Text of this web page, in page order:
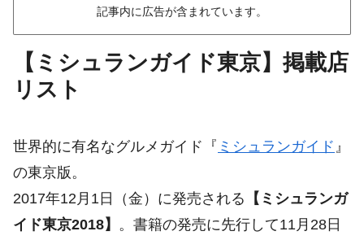
記事内に広告が含まれています。
【ミシュランガイド東京】掲載店
リスト
世界的に有名なグルメガイド『 ミシュランガイド 』
の東京版。
2017年12月1日（金）に発売される 【ミシュランガ
イド東京2018】 。書籍の発売に先行して11月28日